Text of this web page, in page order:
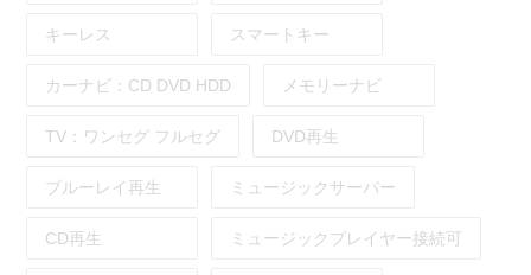
キーレス スマートキー
カーナビ： CD DVD HDD メモリーナビ
TV： ワンセグ フルセグ DVD再生
ブルーレイ再生 ミュージックサーバー
CD再生 ミュージックプレイヤー接続可